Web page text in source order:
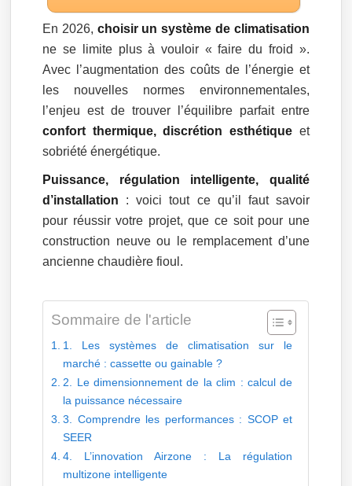
En 2026, choisir un système de climatisation
ne se limite plus à vouloir « faire du froid ».
Avec l’augmentation des coûts de l’énergie et
les nouvelles normes environnementales,
l’enjeu est de trouver l’équilibre parfait entre
confort thermique, discrétion esthétique et
sobriété énergétique.
Puissance, régulation intelligente, qualité
d’installation : voici tout ce qu’il faut savoir
pour réussir votre projet, que ce soit pour une
construction neuve ou le remplacement d’une
ancienne chaudière fioul.
Sommaire de l'article
1. Les systèmes de climatisation sur le
marché : cassette ou gainable ?
2. Le dimensionnement de la clim : calcul de
la puissance nécessaire
3. Comprendre les performances : SCOP et
SEER
4. L’innovation Airzone : La régulation
multizone intelligente